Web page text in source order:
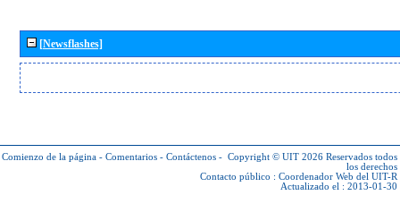
[Newsflashes]
Comienzo de la página - Comentarios - Contáctenos - Copyright © UIT 2026 Reservados todos
los derechos
Contacto público : Coordenador Web del UIT-R
Actualizado el : 2013-01-30